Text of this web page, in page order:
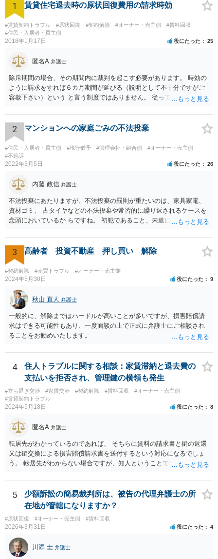
1 賃貸住宅退去時の原状回復費用の請求時効
#賃貸契約トラブル #原状回復 #契約解除 #オーナー・売主側
#賃料回収
#住民・入居者・買主側
2018年1月17日 役にたった 25
匿名A 弁護士
除斥期間の場合、その期間内に裁判を起こす必要があります。 時効の
ように請求をすれば６カ月期間が延びる（説明として不十分ですがご
容赦下さい）という と言う制度ではありません。 従って、理論上は１
2 マンションへの家庭ごみの不法投棄
#住民・入居者・買主側 #執行猶予 #管理会社・組合側
#オーナー・売主側
#不起訴
2022年3月5日 役にたった 26
内藤 政信 弁護士
不法投棄にあたりますが、不法投棄の罰則が重たいのは、家具家電、
資材ゴミ、 古タイヤなどの不法投棄や常習的に繰り返されるケースを
念頭においているか らですね。 初犯であること、未遂に終わっている
ことはないでしょう。 様子見でいいでしょう。
3 高齢者 投資不動産 押し買い 解除
#契約解除 #売買トラブル #オーナー・売主側
2024年5月30日 役にたった 9
秋山 直人 弁護士
一般的に、解除まではハードルが高いことが多いですが、損害賠償請
求はできる可能性もあり、一度面談の上で正式に弁護士にご相談され
ることをお勧めいたします。
4
住人トラブルに関する相談：家賃滞納と退去費の
支払いを拒否され、管理鍵の横領も発生
#立ち退き交渉 #家賃交渉 #契約解除 #賃料回収
#オーナー・売主側
#賃貸契約トラブル
2024年5月18日 役にたった 8
匿名A 弁護士
転居先がわかっているのであれば、 そちらに賃料の請求書と鍵の返還
又は鍵交換による損害賠償請求書を送付するという対応になるでしょ
う。 転居先がわからない場合ですが、知人ということで、連絡がつく
で、適切な対応が望めない場合は、債権回収を弁護士に依頼すること
をご検討ください。
5
少額訴訟の簡易裁判所は、被告の代理弁護士の所
在地が管轄になりますか？
#原状回復 #オーナー・売主側 #賃料回収
2026年3月31日 役にたった 4
川添 圭 弁護士